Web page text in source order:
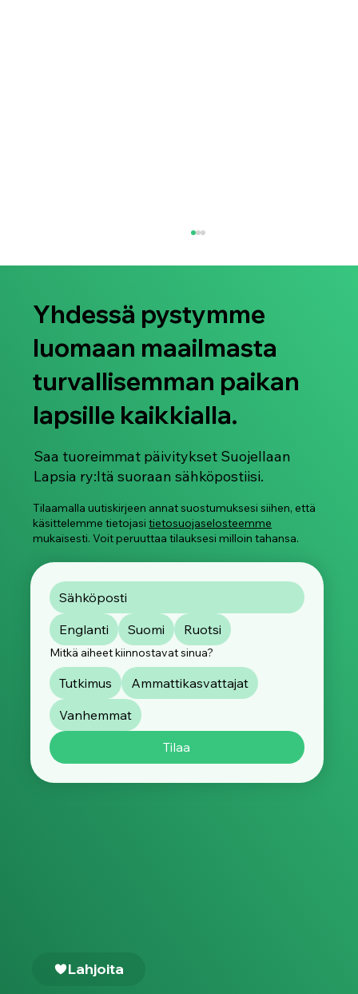
Jaa kokemuksesi: Osallistu
kuvapohjaisesta seksuaaliväkivallasta
Yhdessä pystymme
luomaan maailmasta
turvallisemman paikan
lapsille kaikkialla.
Saa tuoreimmat päivitykset Suojellaan
Lapsia ry:ltä suoraan sähköpostiisi.
Tilaamalla uutiskirjeen annat suostumuksesi siihen, että
käsittelemme tietojasitietosuojaselosteemme
mukaisesti. Voit peruuttaa tilauksesi milloin tahansa.
Englanti Suomi Ruotsi
Mitkä aiheet kiinnostavat sinua?
Tutkimus
Ammattikasvattajat
Vanhemmat
Tilaa
Lahjoita